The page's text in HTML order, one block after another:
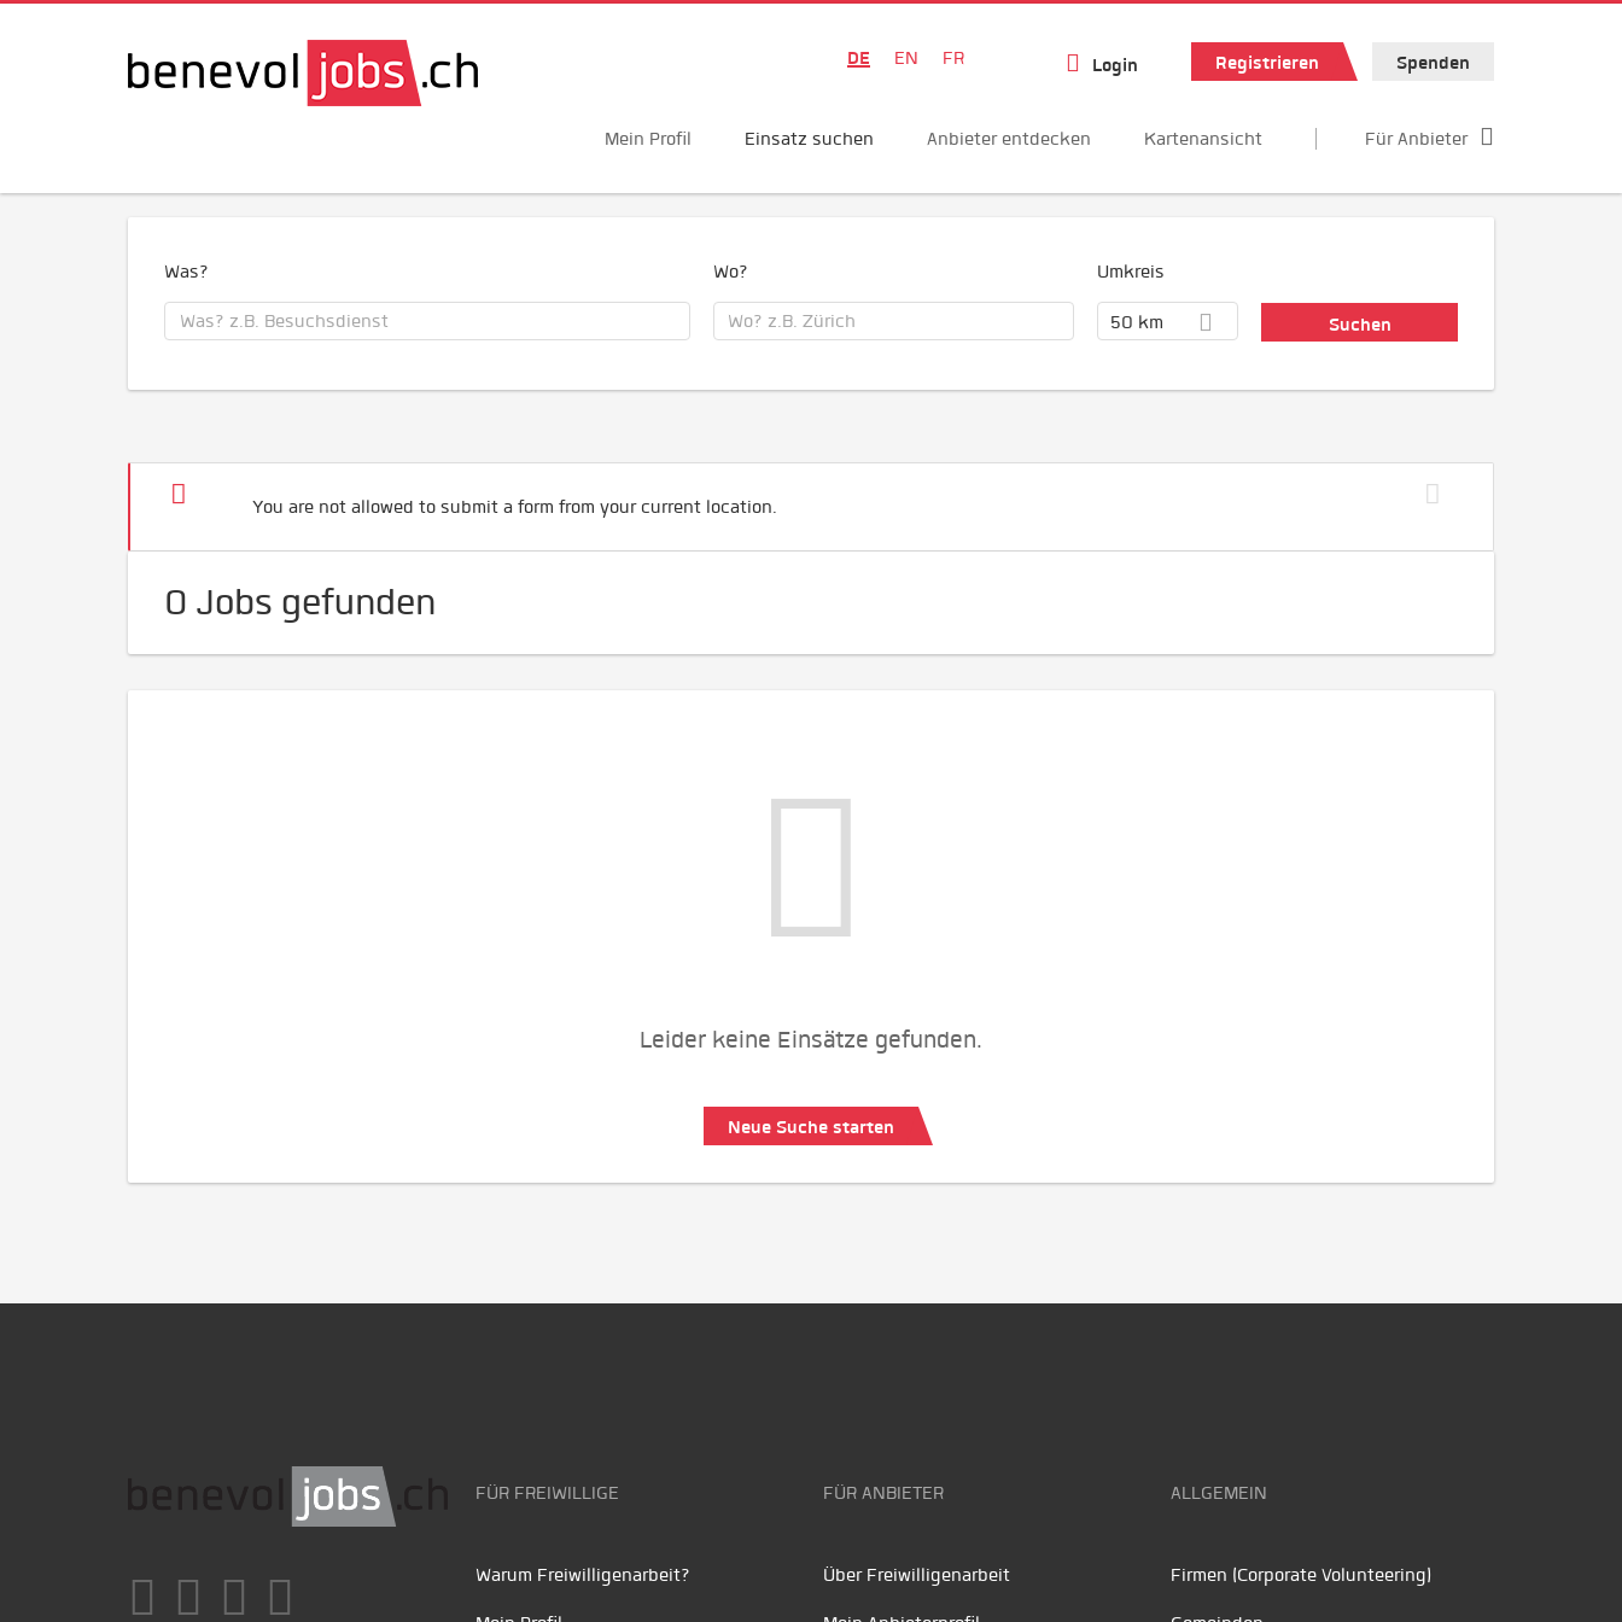
DE EN FR Login Registrieren Spenden
Mein Profil Einsatz suchen Anbieter entdecken Kartenansicht Für Anbieter
Was? Wo? Umkreis
50 km
You are not allowed to submit a form from your current location.
0 Jobs gefunden
Leider keine Einsätze gefunden.
Neue Suche starten
FÜR FREIWILLIGE
Warum Freiwilligenarbeit?
FÜR ANBIETER
Über Freiwilligenarbeit
ALLGEMEIN
Firmen (Corporate Volunteering)